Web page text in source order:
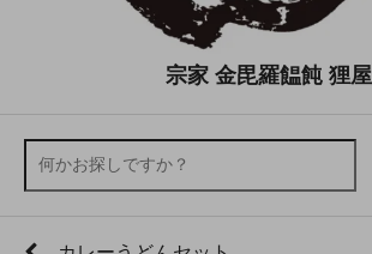
宗家 金毘羅饂飩 狸屋